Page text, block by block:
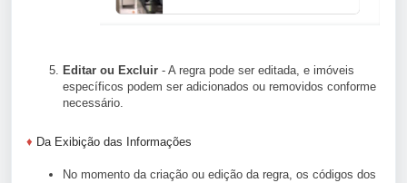
Editar ou Excluir - A regra pode ser editada, e imóveis
específicos podem ser adicionados ou removidos conforme
necessário.
♦ Da Exibição das Informações
No momento da criação ou edição da regra, os códigos dos